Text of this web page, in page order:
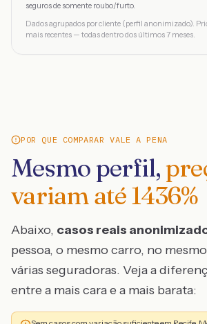
seguros de somente roubo/furto.
Dados agrupados por cliente (perfil anonimizado).
mais recentes — todas dentro dos últimos 7 meses.
POR QUE COMPARAR VALE A PENA
Mesmo perfil,
variam até1436%
Abaixo, casos reais
pessoa, o mesmo carro, no
várias seguradoras. Veja a
entre a mais cara e a mais barata: